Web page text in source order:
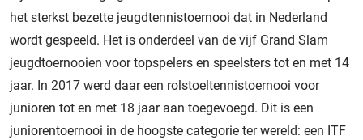
het sterkst bezette jeugdtennistoernooi dat in Nederland
wordt gespeeld. Het is onderdeel van de vijf Grand Slam
jeugdtoernooien voor topspelers en speelsters tot en met 14
jaar. In 2017 werd daar een rolstoeltennistoernooi voor
junioren tot en met 18 jaar aan toegevoegd. Dit is een
juniorentoernooi in de hoogste categorie ter wereld: een ITF